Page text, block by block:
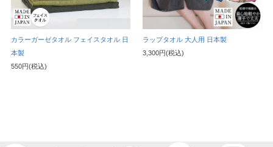
カラーガーゼタオル フェイスタオル 日
本製
550円(税込)
ラップタオル 大人用 日本製
3,300円(税込)